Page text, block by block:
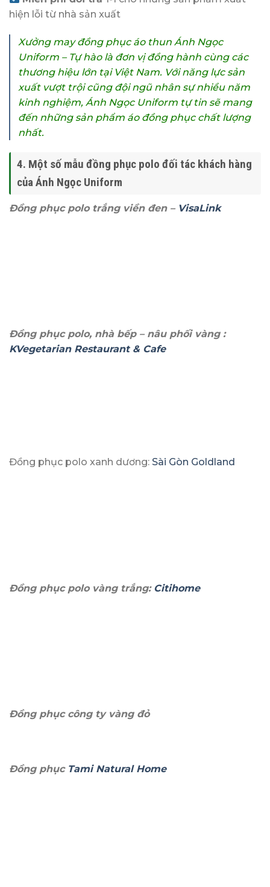
hiện lỗi từ nhà sản xuất
Xưởng may đồng phục áo thun Ánh Ngọc
Uniform – Tự hào là đơn vị đồng hành cùng các
thương hiệu lớn tại Việt Nam. Với năng lực sản
xuất vượt trội cũng đội ngũ nhân sự nhiều năm
kinh nghiệm, Ánh Ngọc Uniform tự tin sẽ mang
đến những sản phẩm áo đồng phục chất lượng
nhất.
4. Một số mẫu đồng phục polo đối tác khách hàng
của Ánh Ngọc Uniform
Đồng phục polo trắng viền đen – VisaLink
Đồng phục polo, nhà bếp – nâu phối vàng :
KVegetarian Restaurant & Cafe
Đồng phục polo xanh dương: Sài Gòn Goldland
Đồng phục polo vàng trắng: Citihome
Đồng phục công ty vàng đỏ
Đồng phục Tami Natural Home